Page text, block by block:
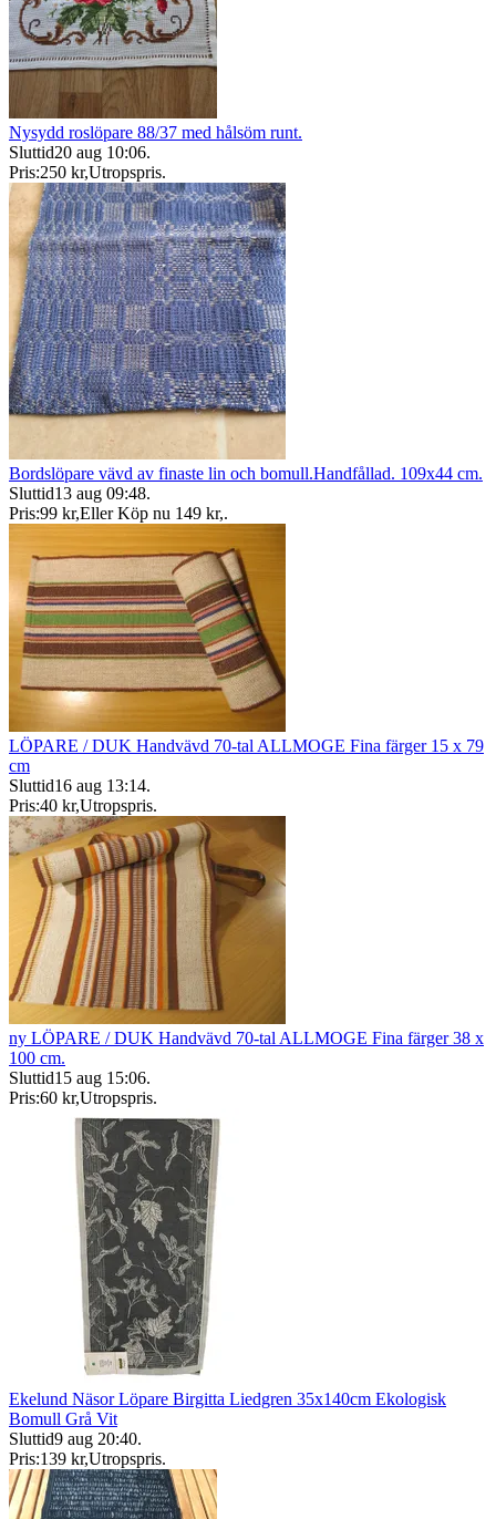
Nysydd roslöpare 88/37 med hålsöm runt.
Sluttid20 aug 10:06.
Pris:250 kr,Utropspris.
Bordslöpare vävd av finaste lin och bomull.Handfållad. 109x44 cm.
Sluttid13 aug 09:48.
Pris:99 kr,Eller Köp nu 149 kr,.
LÖPARE / DUK Handvävd 70-tal ALLMOGE Fina färger 15 x 79
cm
Sluttid16 aug 13:14.
Pris:40 kr,Utropspris.
ny LÖPARE / DUK Handvävd 70-tal ALLMOGE Fina färger 38 x
100 cm.
Sluttid15 aug 15:06.
Pris:60 kr,Utropspris.
Ekelund Näsor Löpare Birgitta Liedgren 35x140cm Ekologisk
Bomull Grå Vit
Sluttid9 aug 20:40.
Pris:139 kr,Utropspris.